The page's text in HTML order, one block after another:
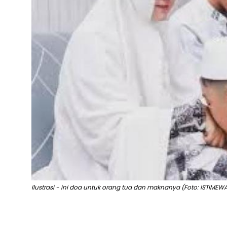
Ilustrasi - ini doa untuk orang tua dan maknanya (Foto: